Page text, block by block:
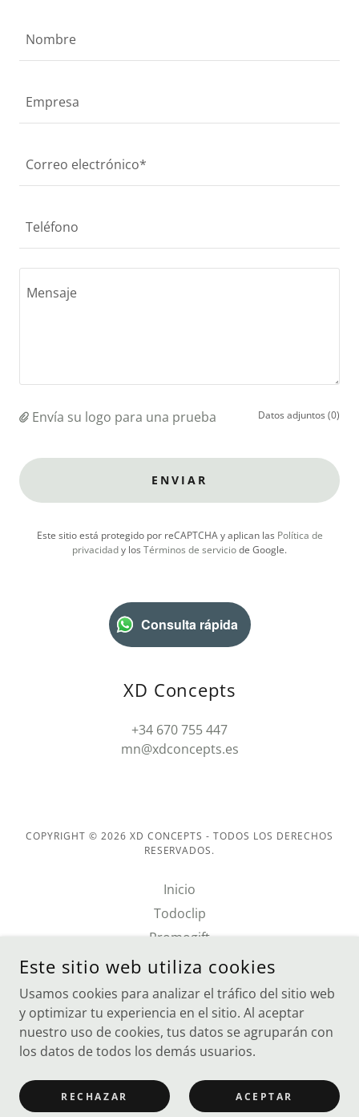
Nombre
Empresa
Correo electrónico*
Teléfono
Envía su logo para una prueba Datos adjuntos (0)
ENVIAR
Este sitio está protegido por reCAPTCHA y aplican las Política de
privacidady los Términos de serviciode Google.
Consulta rápida
XD Concepts
+34 670 755 447
mn@xdconcepts.es
COPYRIGHT © 2026 XD CONCEPTS - TODOS LOS DERECHOS
RESERVADOS.
Inicio
Todoclip
Promogift
Prodir pens
Cloudpen
Política de privacidad
CON TECNOLOGÍA DE
Este sitio web utiliza cookies
Usamos cookies para analizar el tráfico del sitio web
y optimizar tu experiencia en el sitio. Al aceptar
nuestro uso de cookies, tus datos se agruparán con
los datos de todos los demás usuarios.
RECHAZAR ACEPTAR